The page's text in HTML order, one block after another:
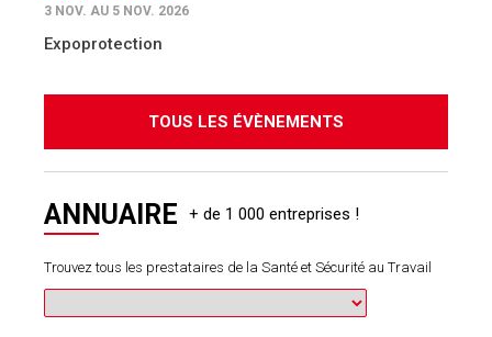
3 NOV. AU 5 NOV. 2026
Expoprotection
TOUS LES ÉVÈNEMENTS
ANNUAIRE
Trouvez tous les prestataires de la Santé et Sécurité au Travail